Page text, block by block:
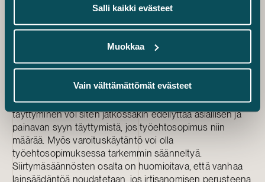
Salli kaikki evästeet
Muokkaa
Vain välttämättömät evästeet
ymmärtää menettelynsä moitittavuus jo ilman varoitusta.
Ennen uuden matalamman irtisanomiskynnyksen
sovellettava työehtosopimus irtisanomisperusteesta
tiukempia määräyksiä. Työehtosopimuksiin on voitu
painavasta syystä, joka sitoo työnantajaa lain
muutoksesta riippumatta. Irtisanomisperusteen
täyttyminen voi siten jatkossakin edellyttää asiallisen ja
painavan syyn täyttymistä, jos työehtosopimus niin
määrää. Myös varoituskäytäntö voi olla
työehtosopimuksessa tarkemmin säänneltyä.
Siirtymäsäännösten osalta on huomioitava, että vanhaa
lainsäädäntöä noudatetaan, jos irtisanomisen perusteena